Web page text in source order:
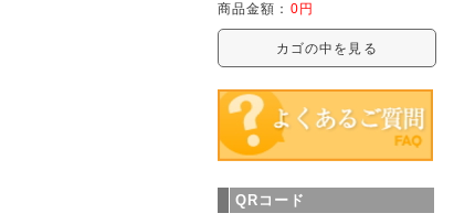
商品金額： 0円
カゴの中を見る
QRコード